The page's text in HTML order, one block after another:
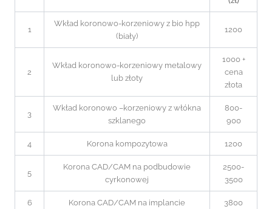
1
Wkład koronowo-korzeniowy z bio hpp
(biały)
1200
2
Wkład koronowo-korzeniowy metalowy
lub złoty
1000 +
cena
złota
3
Wkład koronowo –korzeniowy z włókna
szklanego
800-
900
4 Korona kompozytowa 1200
5
Korona CAD/CAM na podbudowie
cyrkonowej
2500-
3500
6 Korona CAD/CAM na implancie 3800